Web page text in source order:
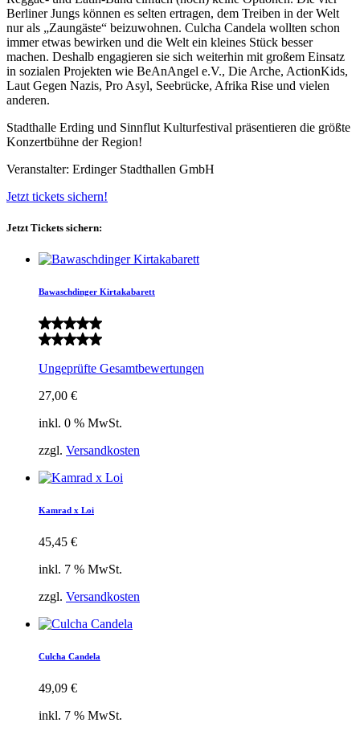
Berliner Jungs können es selten ertragen, dem Treiben in der Welt
nur als „Zaungäste“ beizuwohnen. Culcha Candela wollten schon
immer etwas bewirken und die Welt ein kleines Stück besser
machen. Deshalb engagieren sie sich weiterhin mit großem Einsatz
in sozialen Projekten wie BeAnAngel e.V., Die Arche, ActionKids,
Laut Gegen Nazis, Pro Asyl, Seebrücke, Afrika Rise und vielen
anderen.
Stadthalle Erding und Sinnflut Kulturfestival präsentieren die größte
Konzertbühne der Region!
Veranstalter: Erdinger Stadthallen GmbH
Jetzt tickets sichern!
Jetzt Tickets sichern:
Bawaschdinger Kirtakabarett
Ungeprüfte Gesamtbewertungen
27,00 €
inkl. 0 % MwSt.
zzgl. Versandkosten
Kamrad x Loi
45,45 €
inkl. 7 % MwSt.
zzgl. Versandkosten
Culcha Candela
49,09 €
inkl. 7 % MwSt.